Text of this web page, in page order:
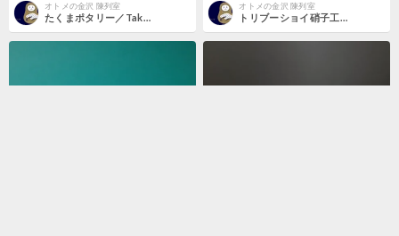
オトメの金沢 陳列室
たくまポタリー／Takuma pottery「ぐいのみ」
オトメの金沢 陳列室
トリブーショイ硝子工芸舎／Tri Buŝoj Glass Art「玲瓏 ぐいのみ」